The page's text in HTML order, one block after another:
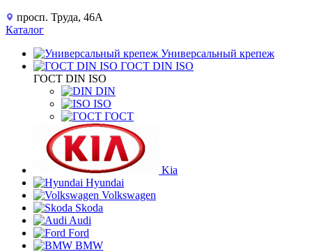
просп. Труда, 46А
Каталог
Универсальный крепеж
ГОСТ DIN ISO
ГОСТ DIN ISO
DIN
ISO
ГОСТ
Kia
Hyundai
Volkswagen
Skoda
Audi
Ford
BMW